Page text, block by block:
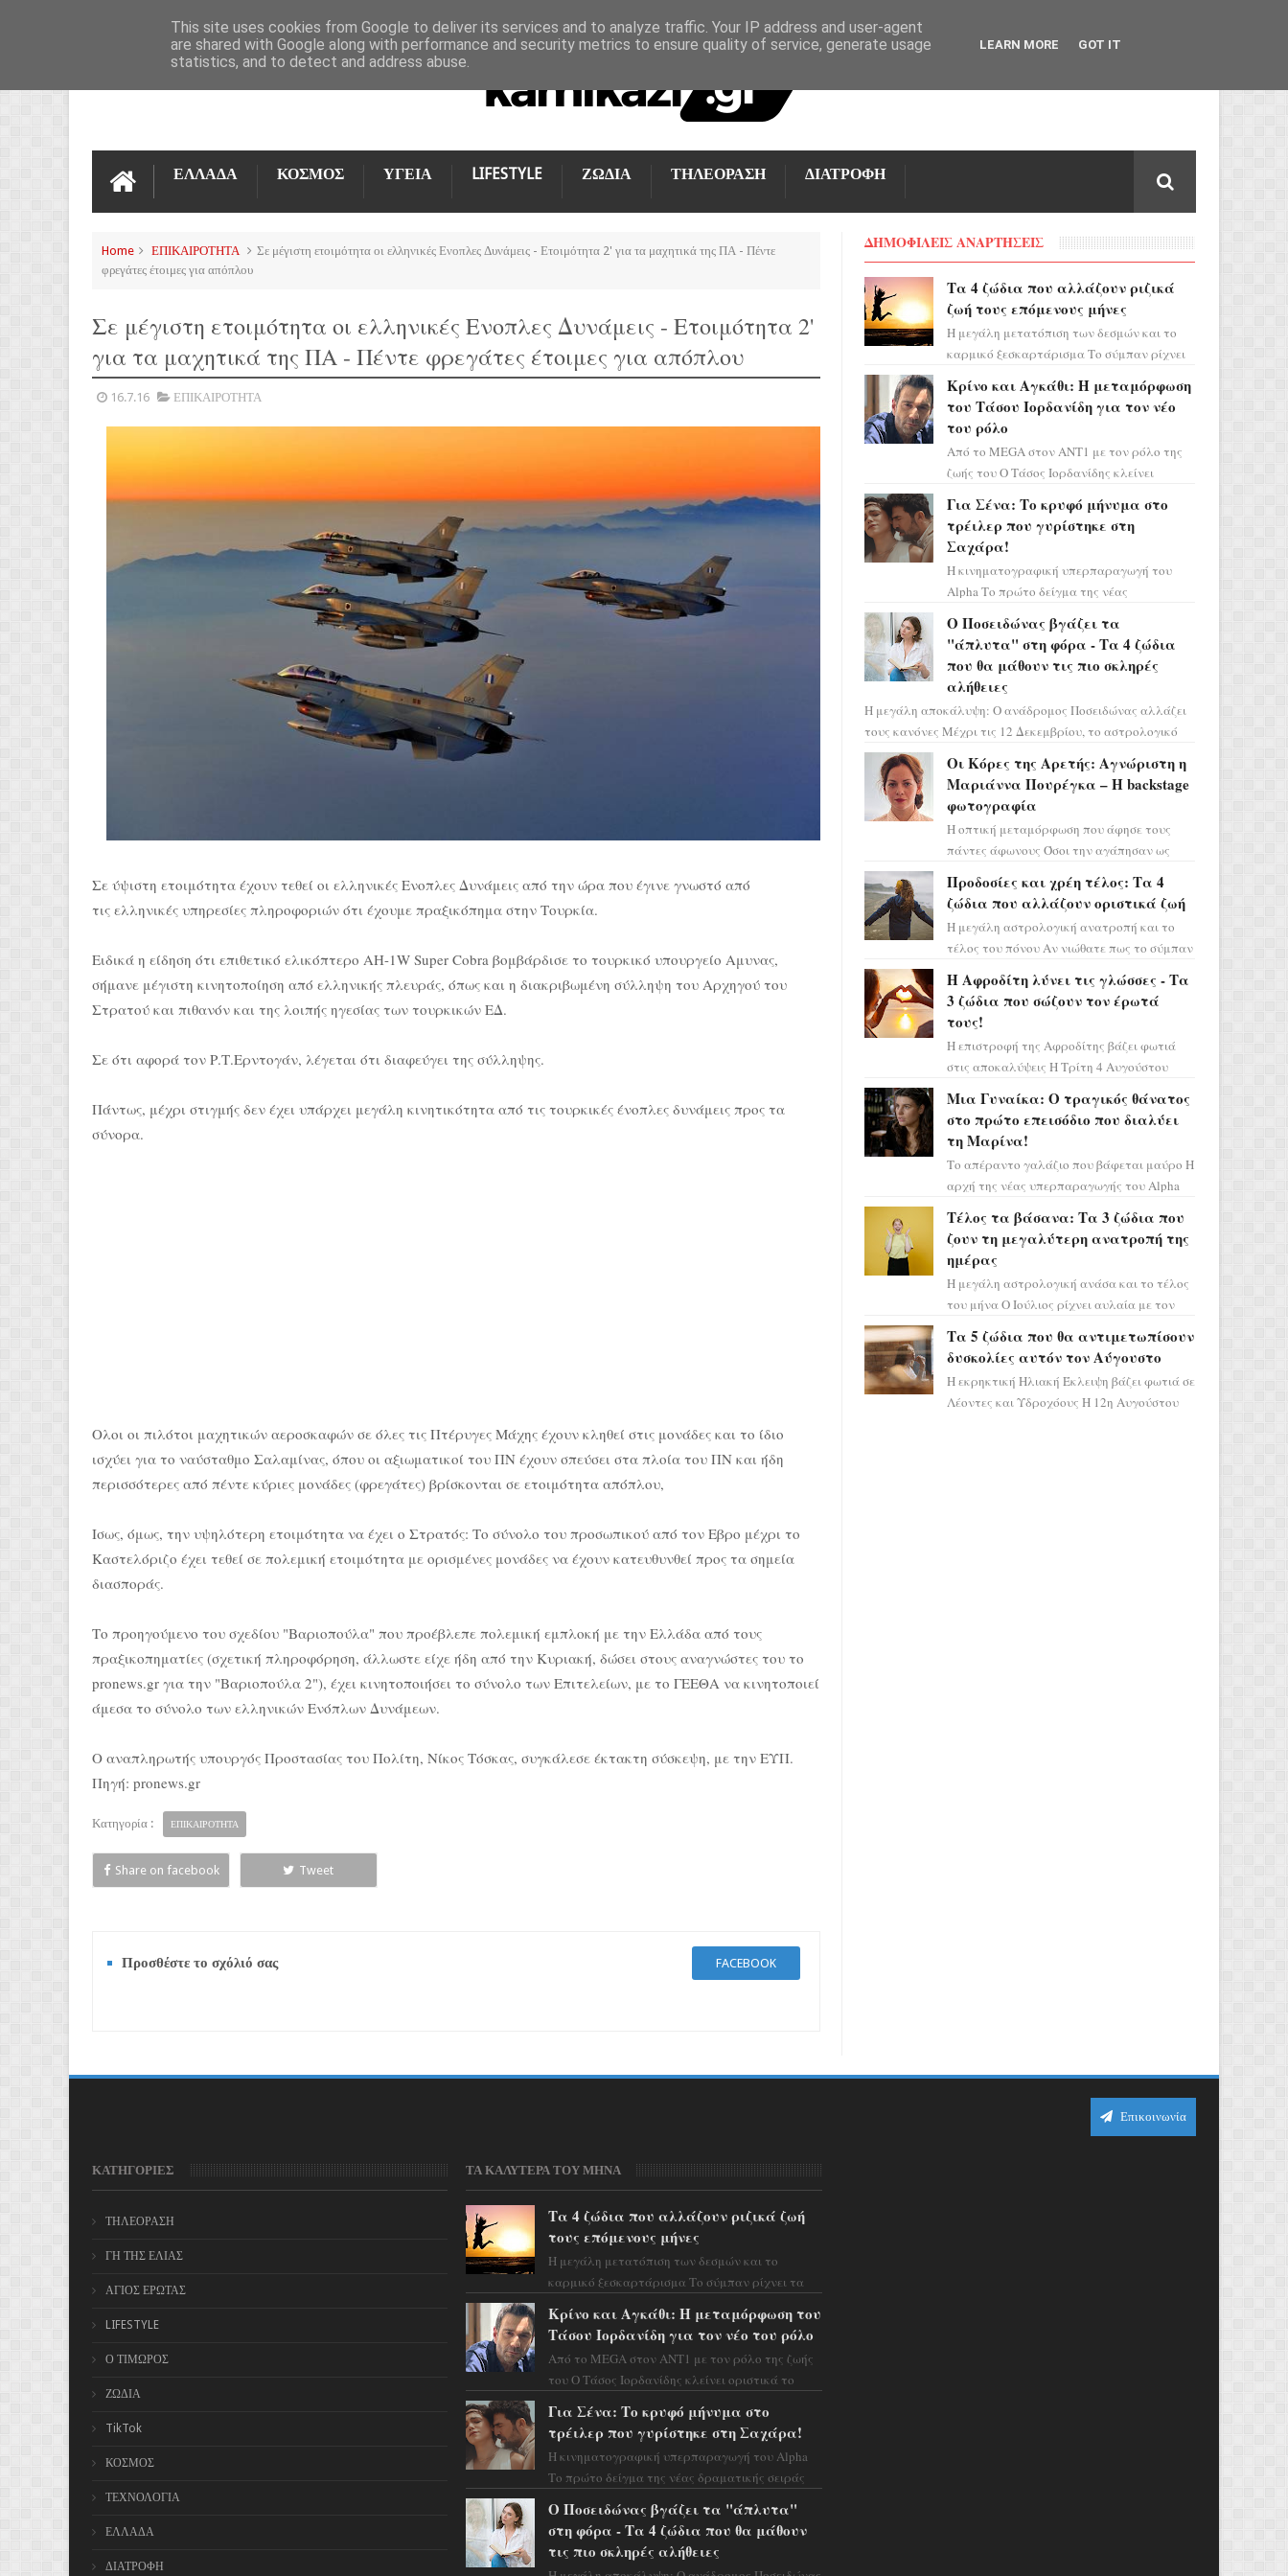
ΕΠΙΚΟΙΝΩΝΊΑ
ΕΛΛΑΔΑ ΚΟΣΜΟΣ ΥΓΕΙΑ LIFESTYLE ΖΩΔΙΑ ΤΗΛΕΟΡΑΣΗ ΔΙΑΤΡΟΦΗ
Home ΕΠΙΚΑΙΡΟΤΗΤΑ
Σε μέγιστη ετοιμότητα οι ελληνικές Ενοπλες Δυνάμεις - Ετοιμότητα 2' για τα μαχητικά της ΠΑ - Πέντε
φρεγάτες έτοιμες για απόπλου
Σε μέγιστη ετοιμότητα οι ελληνικές Ενοπλες Δυνάμεις - Ετοιμότητα 2'
για τα μαχητικά της ΠΑ - Πέντε φρεγάτες έτοιμες για απόπλου
16.7.16 ΕΠΙΚΑΙΡΟΤΗΤΑ
Σε ύψιστη ετοιμότητα έχουν τεθεί οι ελληνικές Ενοπλες Δυνάμεις από την ώρα που έγινε γνωστό από
τις ελληνικές υπηρεσίες πληροφοριών ότι έχουμε πραξικόπημα στην Τουρκία.
Ειδικά η είδηση ότι επιθετικό ελικόπτερο AH-1W Super Cobra βομβάρδισε το τουρκικό υπουργείο Αμυνας,
σήμανε μέγιστη κινητοποίηση από ελληνικής πλευράς, όπως και η διακριβωμένη σύλληψη του Αρχηγού του
Στρατού και πιθανόν και της λοιπής ηγεσίας των τουρκικών ΕΔ.
Σε ότι αφορά τον Ρ.Τ.Ερντογάν, λέγεται ότι διαφεύγει της σύλληψης.
Πάντως, μέχρι στιγμής δεν έχει υπάρχει μεγάλη κινητικότητα από τις τουρκικές ένοπλες δυνάμεις προς τα
σύνορα.
Ολοι οι πιλότοι μαχητικών αεροσκαφών σε όλες τις Πτέρυγες Μάχης έχουν κληθεί στις μονάδες και το ίδιο
ισχύει για το ναύσταθμο Σαλαμίνας, όπου οι αξιωματικοί του ΠΝ έχουν σπεύσει στα πλοία του ΠΝ και ήδη
περισσότερες από πέντε κύριες μονάδες (φρεγάτες) βρίσκονται σε ετοιμότητα απόπλου,
Ισως, όμως, την υψηλότερη ετοιμότητα να έχει ο Στρατός: Το σύνολο του προσωπικού από τον Εβρο μέχρι το
Καστελόριζο έχει τεθεί σε πολεμική ετοιμότητα με ορισμένες μονάδες να έχουν κατευθυνθεί προς τα σημεία
διασποράς.
Το προηγούμενο του σχεδίου "Βαριοπούλα" που προέβλεπε πολεμική εμπλοκή με την Ελλάδα από τους
πραξικοπηματίες (σχετική πληροφόρηση, άλλωστε είχε ήδη από την Κυριακή, δώσει στους αναγνώστες του το
pronews.gr για την "Βαριοπούλα 2"), έχει κινητοποιήσει το σύνολο των Επιτελείων, με το ΓΕΕΘΑ να κινητοποιεί
άμεσα το σύνολο των ελληνικών Ενόπλων Δυνάμεων.
Ο αναπληρωτής υπουργός Προστασίας του Πολίτη, Νίκος Τόσκας, συγκάλεσε έκτακτη σύσκεψη, με την ΕΥΠ.
Πηγή: pronews.gr
Κατηγορία : ΕΠΙΚΑΙΡΟΤΗΤΑ
Share on facebook Tweet
Προσθέστε το σχόλιό σας FACEBOOK
ΔΗΜΟΦΙΛΕΙΣ ΑΝΑΡΤΗΣΕΙΣ
Τα 4 ζώδια που αλλάζουν ριζικά
ζωή τους επόμενους μήνες
Η μεγάλη μετατόπιση των δεσμών και το
καρμικό ξεσκαρτάρισμα Το σύμπαν ρίχνει
προειδοποιεί: οι σελην...
Κρίνο και Αγκάθι: Η μεταμόρφωση
του Τάσου Ιορδανίδη για τον νέο
του ρόλο
Από το MEGA στον ΑΝΤ1 με τον ρόλο της
ζωής του Ο Τάσος Ιορδανίδης κλείνει
επιτυχίας «Μια Νύχτα Μόνο» ...
Για Σένα: Το κρυφό μήνυμα στο
τρέιλερ που γυρίστηκε στη
Σαχάρα!
Η κινηματογραφική υπερπαραγωγή του
Alpha Το πρώτο δείγμα της νέας
η αισθητική του ξεπερνά κάθε π...
Ο Ποσειδώνας βγάζει τα
"άπλυτα" στη φόρα - Τα 4 ζώδια
που θα μάθουν τις πιο σκληρές
αλήθειες
Η μεγάλη αποκάλυψη: Ο ανάδρομος Ποσειδώνας αλλάζει
τους κανόνες Μέχρι τις 12 Δεκεμβρίου, το αστρολογικό
σκηνικό θυμίζει ταινία μυστηρίου ...
Οι Κόρες της Αρετής: Αγνώριστη η
Μαριάννα Πουρέγκα – H backstage
φωτογραφία
Η οπτική μεταμόρφωση που άφησε τους
πάντες άφωνους Όσοι την αγάπησαν ως
πρέπει τώρα να προετοιμαστο...
Προδοσίες και χρέη τέλος: Τα 4
ζώδια που αλλάζουν οριστικά ζωή
Η μεγάλη αστρολογική ανατροπή και το
τέλος του πόνου Αν νιώθατε πως το σύμπαν
πάρετε μια βαθιά α...
Η Αφροδίτη λύνει τις γλώσσες - Τα
3 ζώδια που σώζουν τον έρωτά
τους!
Η επιστροφή της Αφροδίτης βάζει φωτιά
στις αποκαλύψεις Η Τρίτη 4 Αυγούστου
ορόσημο, καθώς η Αφροδίτη πρ...
Μια Γυναίκα: Ο τραγικός θάνατος
στο πρώτο επεισόδιο που διαλύει
τη Μαρίνα!
Το απέραντο γαλάζιο που βάφεται μαύρο Η
αρχή της νέας υπερπαραγωγής του Alpha
πλημμυρισμένο από...
Τέλος τα βάσανα: Τα 3 ζώδια που
ζουν τη μεγαλύτερη ανατροπή της
ημέρας
Η μεγάλη αστρολογική ανάσα και το τέλος
του μήνα Ο Ιούλιος ρίχνει αυλαία με τον
περνάει στο ζώδιο τω...
Τα 5 ζώδια που θα αντιμετωπίσουν
δυσκολίες αυτόν τον Αύγουστο
Η εκρηκτική Ηλιακή Έκλειψη βάζει φωτιά σε
Λέοντες και Υδροχόους Η 12η Αυγούστου
Επικοινωνία
ΚΑΤΗΓΟΡΙΕΣ
ΤΗΛΕΟΡΑΣΗ
ΓΗ ΤΗΣ ΕΛΙΑΣ
ΑΓΙΟΣ ΕΡΩΤΑΣ
LIFESTYLE
Ο ΤΙΜΩΡΟΣ
ΖΩΔΙΑ
TikTok
ΚΟΣΜΟΣ
ΤΕΧΝΟΛΟΓΙΑ
ΕΛΛΑΔΑ
ΔΙΑΤΡΟΦΗ
ΤΑ ΚΑΛΥΤΕΡΑ ΤΟΥ ΜΗΝΑ
Τα 4 ζώδια που αλλάζουν ριζικά ζωή
τους επόμενους μήνες
Η μεγάλη μετατόπιση των δεσμών και το
καρμικό ξεσκαρτάρισμα Το σύμπαν ρίχνει τα
προειδοποιεί: οι σελην...
Κρίνο και Αγκάθι: Η μεταμόρφωση του
Τάσου Ιορδανίδη για τον νέο του ρόλο
Από το MEGA στον ΑΝΤ1 με τον ρόλο της ζωής
του Ο Τάσος Ιορδανίδης κλείνει οριστικά το
Μόνο» ...
Για Σένα: Το κρυφό μήνυμα στο
τρέιλερ που γυρίστηκε στη Σαχάρα!
Η κινηματογραφική υπερπαραγωγή του Alpha
Το πρώτο δείγμα της νέας δραματικής σειράς
κάθε π...
Ο Ποσειδώνας βγάζει τα "άπλυτα"
στη φόρα - Τα 4 ζώδια που θα μάθουν
τις πιο σκληρές αλήθειες
This site uses cookies from Google to deliver its services and to analyze traffic. Your IP address and user-agent
are shared with Google along with performance and security metrics to ensure quality of service, generate usage
statistics, and to detect and address abuse.
LEARN MORE GOT IT